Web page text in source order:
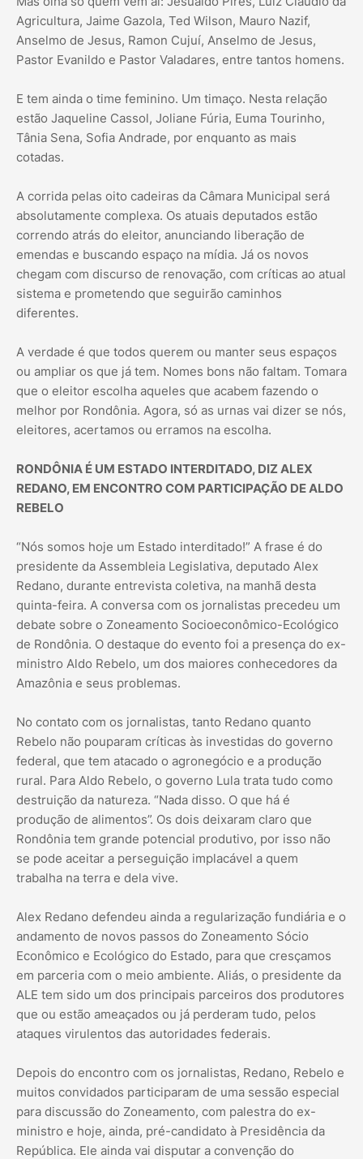
Agricultura, Jaime Gazola, Ted Wilson, Mauro Nazif,
Anselmo de Jesus, Ramon Cujuí, Anselmo de Jesus,
Pastor Evanildo e Pastor Valadares, entre tantos homens.
E tem ainda o time feminino. Um timaço. Nesta relação
estão Jaqueline Cassol, Joliane Fúria, Euma Tourinho,
Tânia Sena, Sofia Andrade, por enquanto as mais
cotadas.
A corrida pelas oito cadeiras da Câmara Municipal será
absolutamente complexa. Os atuais deputados estão
correndo atrás do eleitor, anunciando liberação de
emendas e buscando espaço na mídia. Já os novos
chegam com discurso de renovação, com críticas ao atual
sistema e prometendo que seguirão caminhos
diferentes.
A verdade é que todos querem ou manter seus espaços
ou ampliar os que já tem. Nomes bons não faltam. Tomara
que o eleitor escolha aqueles que acabem fazendo o
melhor por Rondônia. Agora, só as urnas vai dizer se nós,
eleitores, acertamos ou erramos na escolha.
RONDÔNIA É UM ESTADO INTERDITADO, DIZ ALEX
REDANO, EM ENCONTRO COM PARTICIPAÇÃO DE ALDO
REBELO
“Nós somos hoje um Estado interditado!” A frase é do
presidente da Assembleia Legislativa, deputado Alex
Redano, durante entrevista coletiva, na manhã desta
quinta-feira. A conversa com os jornalistas precedeu um
debate sobre o Zoneamento Socioeconômico-Ecológico
de Rondônia. O destaque do evento foi a presença do ex-
ministro Aldo Rebelo, um dos maiores conhecedores da
Amazônia e seus problemas.
No contato com os jornalistas, tanto Redano quanto
Rebelo não pouparam críticas às investidas do governo
federal, que tem atacado o agronegócio e a produção
rural. Para Aldo Rebelo, o governo Lula trata tudo como
destruição da natureza. “Nada disso. O que há é
produção de alimentos”. Os dois deixaram claro que
Rondônia tem grande potencial produtivo, por isso não
se pode aceitar a perseguição implacável a quem
trabalha na terra e dela vive.
Alex Redano defendeu ainda a regularização fundiária e o
andamento de novos passos do Zoneamento Sócio
Econômico e Ecológico do Estado, para que cresçamos
em parceria com o meio ambiente. Aliás, o presidente da
ALE tem sido um dos principais parceiros dos produtores
que ou estão ameaçados ou já perderam tudo, pelos
ataques virulentos das autoridades federais.
Depois do encontro com os jornalistas, Redano, Rebelo e
muitos convidados participaram de uma sessão especial
para discussão do Zoneamento, com palestra do ex-
ministro e hoje, ainda, pré-candidato à Presidência da
República. Ele ainda vai disputar a convenção do